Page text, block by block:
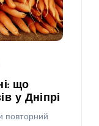
що
у Дніпрі
повторний